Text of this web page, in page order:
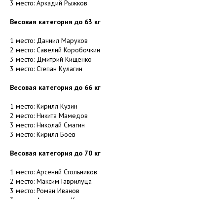
3 место: Аркадий Рыжков
Весовая категория до 63 кг
1 место: Даниил Маруков
2 место: Савелий Коробочкин
3 место: Дмитрий Кищенко
3 место: Степан Кулагин
Весовая категория до 66 кг
1 место: Кирилл Кузин
2 место: Никита Мамедов
3 место: Николай Смагин
3 место: Кирилл Боев
Весовая категория до 70 кг
1 место: Арсений Стольников
2 место: Максим Гаврилуца
3 место: Роман Иванов